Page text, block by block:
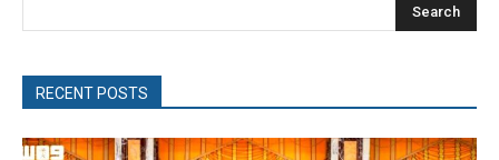
Search
RECENT POSTS